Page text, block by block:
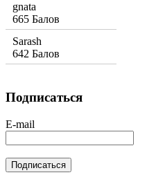
gnata
665 Балов
Sarash
642 Балов
Подписаться
E-mail